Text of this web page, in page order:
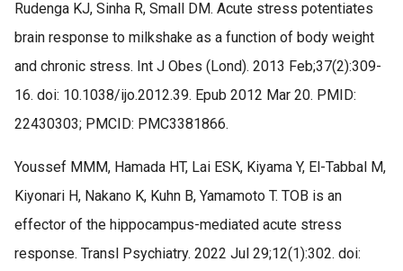
Rudenga KJ, Sinha R, Small DM. Acute stress potentiates
brain response to milkshake as a function of body weight
and chronic stress. Int J Obes (Lond). 2013 Feb;37(2):309-
16. doi: 10.1038/ijo.2012.39. Epub 2012 Mar 20. PMID:
22430303; PMCID: PMC3381866.
Youssef MMM, Hamada HT, Lai ESK, Kiyama Y, El-Tabbal M,
Kiyonari H, Nakano K, Kuhn B, Yamamoto T. TOB is an
effector of the hippocampus-mediated acute stress
response. Transl Psychiatry. 2022 Jul 29;12(1):302. doi: